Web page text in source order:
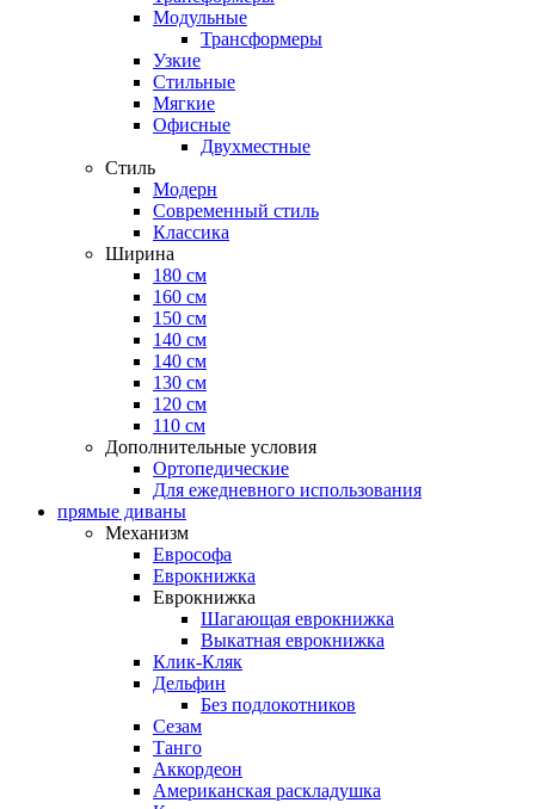
Модульные
Трансформеры
Узкие
Стильные
Мягкие
Офисные
Двухместные
Стиль
Модерн
Современный стиль
Классика
Ширина
180 см
160 см
150 см
140 см
140 см
130 см
120 см
110 см
Дополнительные условия
Ортопедические
Для ежедневного использования
прямые диваны
Механизм
Еврософа
Еврокнижка
Еврокнижка
Шагающая еврокнижка
Выкатная еврокнижка
Клик-Кляк
Дельфин
Без подлокотников
Сезам
Танго
Аккордеон
Американская раскладушка